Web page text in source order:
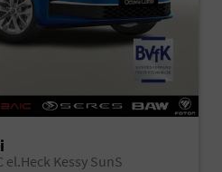
el.Heck Kessy SunS